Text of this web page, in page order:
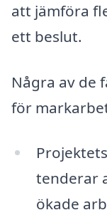
att jämföra
ett beslut.
Några av de
för
tenderar
ökade